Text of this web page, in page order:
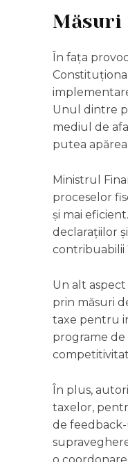
Măsuri
În fața
Unul dintre
mediul de
putea
Ministrul
proceselor
și mai
declarațiilor
contribuabilii
Un alt
prin măsuri
taxe pentru
programe
În plus,
taxelor,
de